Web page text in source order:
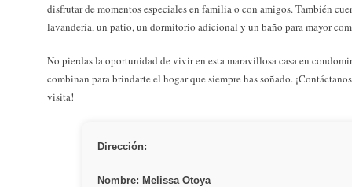
disfrutar de momentos especiales en familia o con amigos. También
lavandería, un patio, un dormitorio adicional y un baño para mayor
No pierdas la oportunidad de vivir en esta maravillosa casa en
combinan para brindarte el hogar que siempre has soñado.
visita!
Dirección:
Nombre: Melissa Otoya